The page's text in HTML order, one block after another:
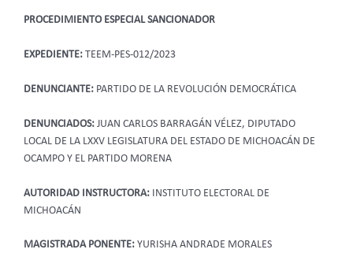
PROCEDIMIENTO ESPECIAL SANCIONADOR
EXPEDIENTE: TEEM-PES-012/2023
DENUNCIANTE: PARTIDO DE LA REVOLUCIÓN DEMOCRÁTICA
DENUNCIADOS: JUAN CARLOS BARRAGÁN VÉLEZ, DIPUTADO
LOCAL DE LA LXXV LEGISLATURA DEL ESTADO DE MICHOACÁN DE
OCAMPO Y EL PARTIDO MORENA
AUTORIDAD INSTRUCTORA:
INSTITUTO ELECTORAL DE
MICHOACÁN
MAGISTRADA PONENTE: YURISHA ANDRADE MORALES